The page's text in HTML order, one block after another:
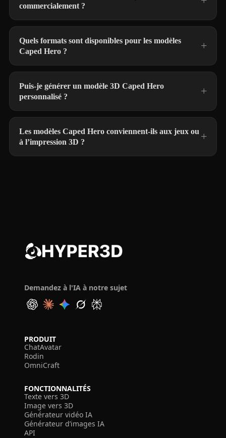
commercialement ?
Quels formats sont disponibles pour les modèles
Caped Hero ?
Puis-je générer un modèle 3D Caped Hero
personnalisé ?
Les modèles Caped Hero conviennent-ils aux jeux ou
à l’impression 3D ?
Demandez à l'IA à notre sujet
PRODUIT
ChatAvatar
Rodin
OmniCraft
FONCTIONNALITÉS
Texte vers 3D
Image vers 3D
Générateur vidéo IA
Générateur d’images IA
API